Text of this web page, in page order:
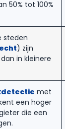
50% tot 100%
steden
) zijn
in kleinere
met
een hoger
die een